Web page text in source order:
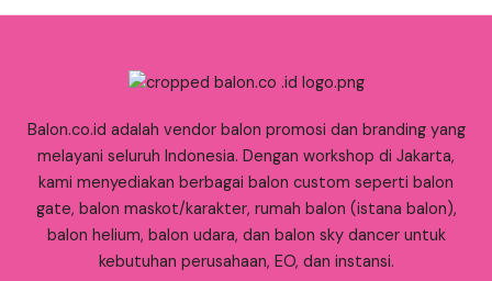
Balon.co.id adalah vendor balon promosi dan branding yang
melayani seluruh Indonesia. Dengan workshop di Jakarta,
kami menyediakan berbagai balon custom seperti balon
gate, balon maskot/karakter, rumah balon (istana balon),
balon helium, balon udara, dan balon sky dancer untuk
kebutuhan perusahaan, EO, dan instansi.